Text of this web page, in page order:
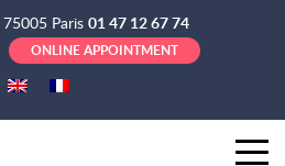
Paris 01 47 12 67 74
ONLINE APPOINTMENT